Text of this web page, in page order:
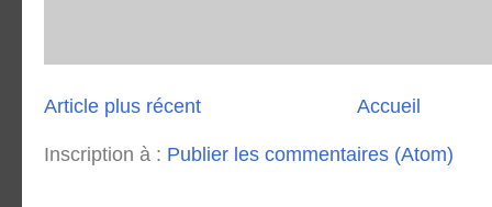
Article plus récent Accueil
Inscription à : Publier les commentaires (Atom)